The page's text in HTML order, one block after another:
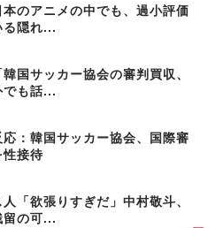
本のアニメの中でも、過小評価
る隠れ...
国サッカー協会の審判買収、
でも話...
応：韓国サッカー協会、国際審
性接待
「欲張りすぎだ」中村敬斗、
留の可...